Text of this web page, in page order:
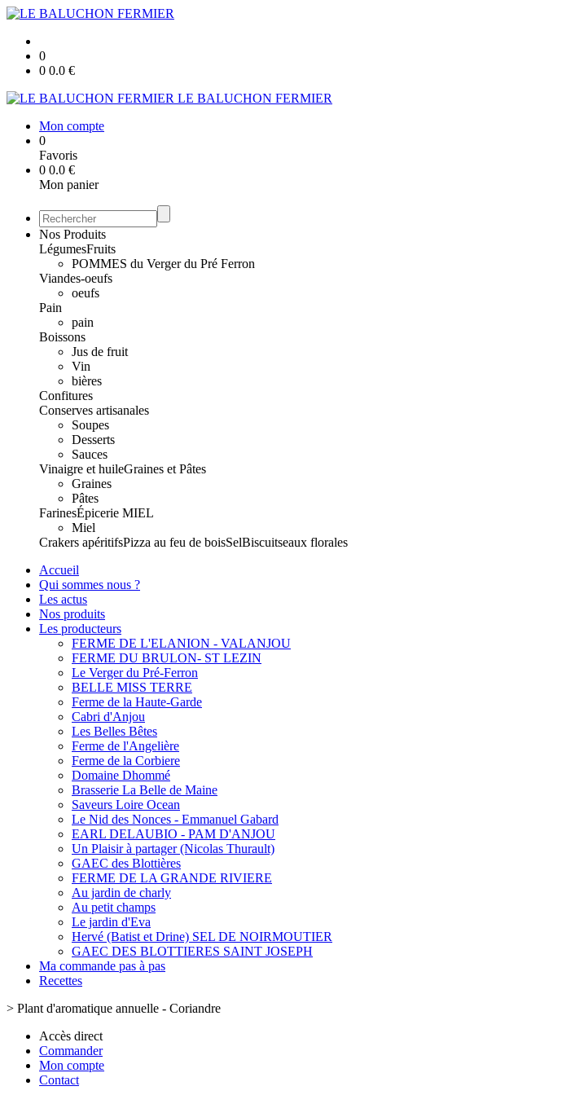
0
0 0.0 €
LE BALUCHON FERMIER
Mon compte
0
Favoris
0 0.0 €
Mon panier
Nos Produits
LégumesFruits
POMMES du Verger du Pré Ferron
Viandes-oeufs
oeufs
Pain
pain
Boissons
Jus de fruit
Vin
bières
Confitures
Conserves artisanales
Soupes
Desserts
Sauces
Vinaigre et huileGraines et Pâtes
Graines
Pâtes
FarinesÉpicerie MIEL
Miel
Crakers apéritifsPizza au feu de boisSelBiscuitseaux florales
Accueil
Qui sommes nous ?
Les actus
Nos produits
Les producteurs
FERME DE L'ELANION - VALANJOU
FERME DU BRULON- ST LEZIN
Le Verger du Pré-Ferron
BELLE MISS TERRE
Ferme de la Haute-Garde
Cabri d'Anjou
Les Belles Bêtes
Ferme de l'Angelière
Ferme de la Corbiere
Domaine Dhommé
Brasserie La Belle de Maine
Saveurs Loire Ocean
Le Nid des Nonces - Emmanuel Gabard
EARL DELAUBIO - PAM D'ANJOU
Un Plaisir à partager (Nicolas Thurault)
GAEC des Blottières
FERME DE LA GRANDE RIVIERE
Au jardin de charly
Au petit champs
Le jardin d'Eva
Hervé (Batist et Drine) SEL DE NOIRMOUTIER
GAEC DES BLOTTIERES SAINT JOSEPH
Ma commande pas à pas
Recettes
> Plant d'aromatique annuelle - Coriandre
Accès direct
Commander
Mon compte
Contact